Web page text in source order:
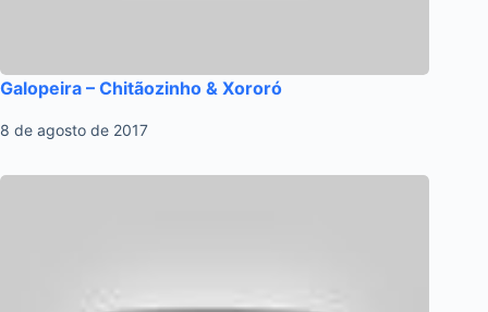
Galopeira – Chitãozinho & Xororó
8 de agosto de 2017